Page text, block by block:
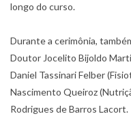
longo do curso.
Durante a cerimônia,
Doutor Jocelito Bijoldo
Daniel Tassinari Felber
Nascimento Queiroz
Rodrigues de Barros Lacort.